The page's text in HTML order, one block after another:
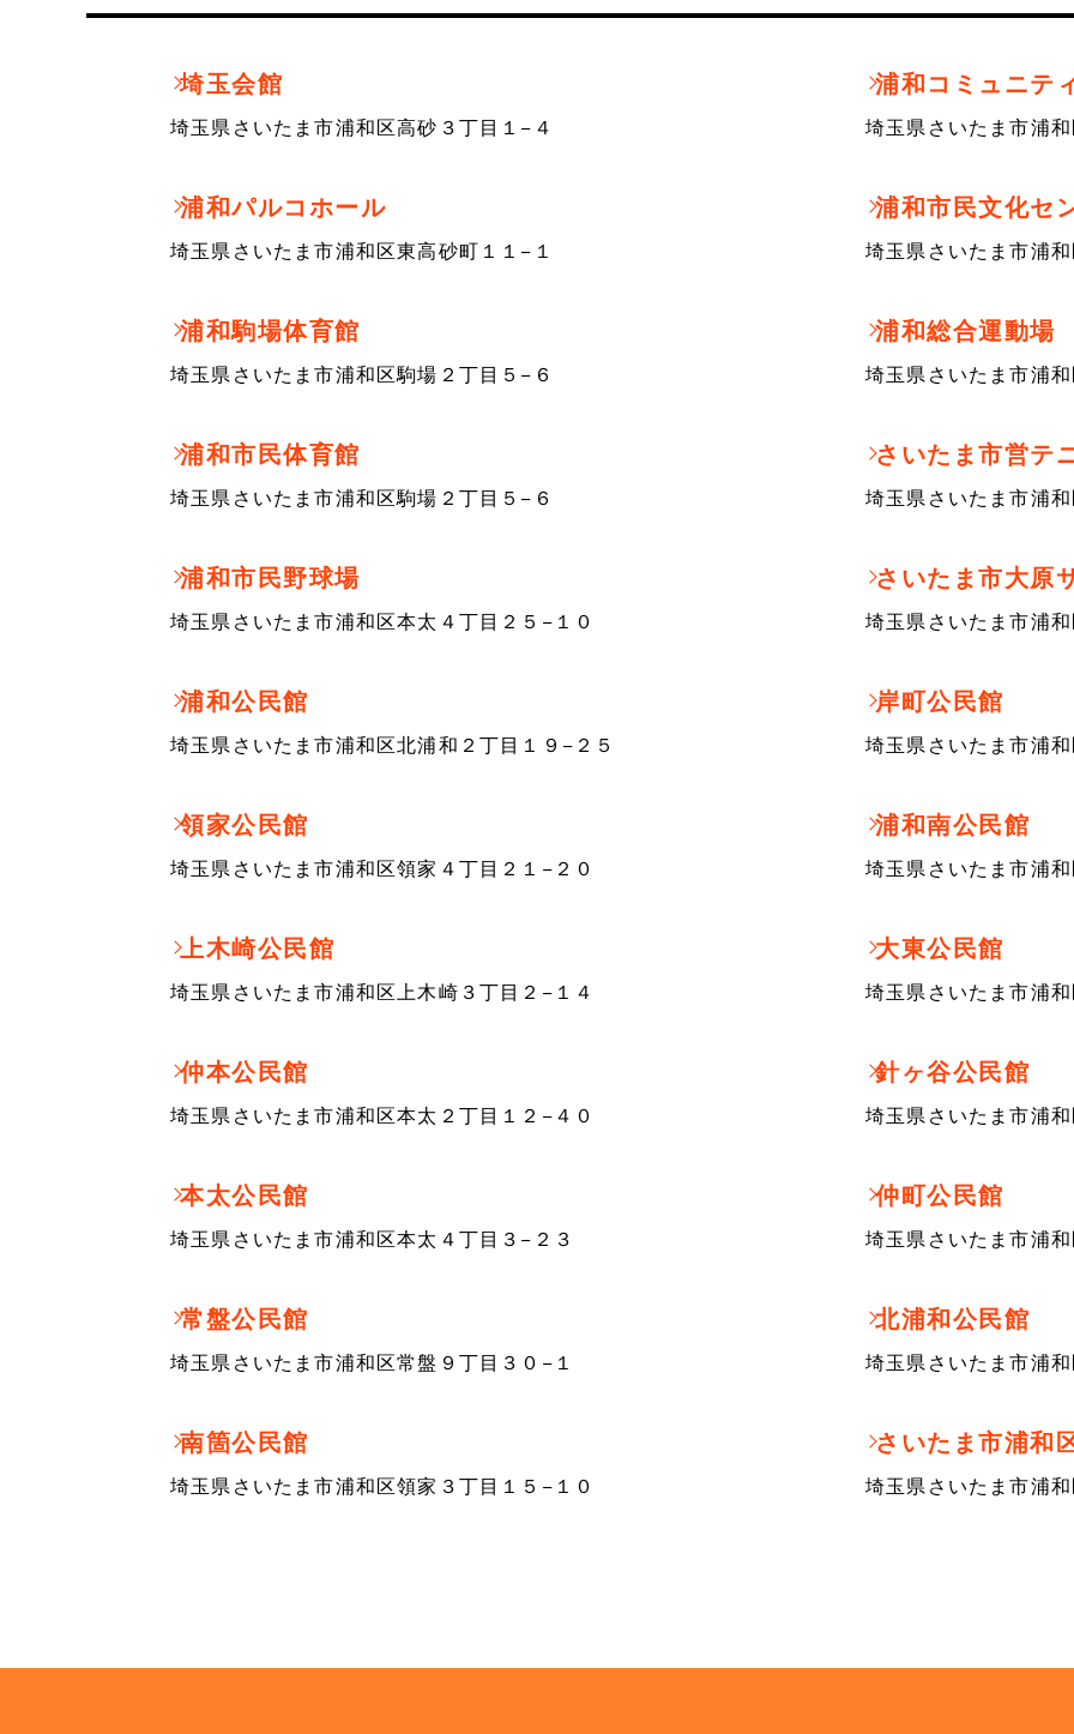
埼玉会館
埼玉県さいたま市浦和区高砂３丁目１−４
浦和コミュニテ
埼玉県さいたま市浦
浦和パルコホール
埼玉県さいたま市浦和区東高砂町１１−１
浦和市民文化セ
埼玉県さいたま市浦
浦和駒場体育館
埼玉県さいたま市浦和区駒場２丁目５−６
浦和総合運動場
埼玉県さいたま市浦
浦和市民体育館
埼玉県さいたま市浦和区駒場２丁目５−６
さいたま市営テ
埼玉県さいたま市浦
浦和市民野球場
埼玉県さいたま市浦和区本太４丁目２５−１０
さいたま市大原
埼玉県さいたま市浦
浦和公民館
埼玉県さいたま市浦和区北浦和２丁目１９−２５
岸町公民館
埼玉県さいたま市浦
領家公民館
埼玉県さいたま市浦和区領家４丁目２１−２０
浦和南公民館
埼玉県さいたま市浦
上木崎公民館
埼玉県さいたま市浦和区上木崎３丁目２−１４
大東公民館
埼玉県さいたま市浦
仲本公民館
埼玉県さいたま市浦和区本太２丁目１２−４０
針ヶ谷公民館
埼玉県さいたま市浦
本太公民館
埼玉県さいたま市浦和区本太４丁目３−２３
仲町公民館
埼玉県さいたま市浦
常盤公民館
埼玉県さいたま市浦和区常盤９丁目３０−１
北浦和公民館
埼玉県さいたま市浦
南箇公民館
埼玉県さいたま市浦和区領家３丁目１５−１０
さいたま市浦和
埼玉県さいたま市浦
ケータリングプラン ドリンクメニュー